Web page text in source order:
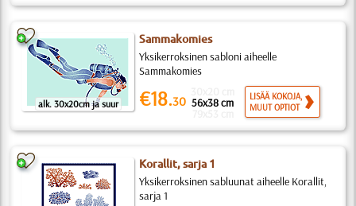
alk. 30x20cm ja suur
Sammakomies
Yksikerroksinen sabloni aiheelle
Sammakomies
€18.30 56x38 cm
LISÄÄ KOKOJA,
MUUT OPTIOT
Korallit, sarja 1
Yksikerroksinen sabluunat aiheelle Korallit,
sarja 1